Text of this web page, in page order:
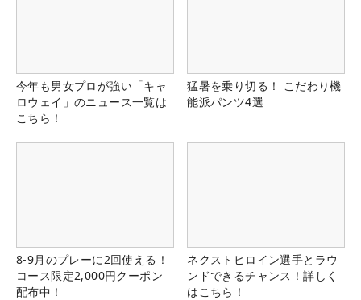
今年も男女プロが強い「キャ
ロウェイ」のニュース一覧は
こちら！
猛暑を乗り切る！ こだわり機
能派パンツ4選
8-9月のプレーに2回使える！
コース限定2,000円クーポン
配布中！
ネクストヒロイン選手とラウ
ンドできるチャンス！詳しく
はこちら！